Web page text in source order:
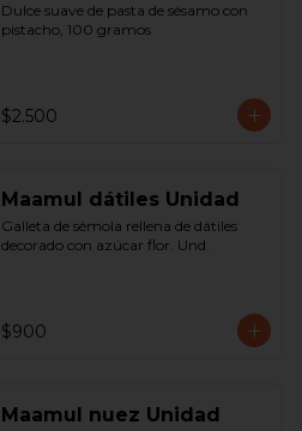
Dulce suave de pasta de sésamo con
pistacho, 100 gramos
$2.500
Maamul dátiles Unidad
Galleta de sémola rellena de dátiles
decorado con azúcar flor. Und.
$900
Maamul nuez Unidad